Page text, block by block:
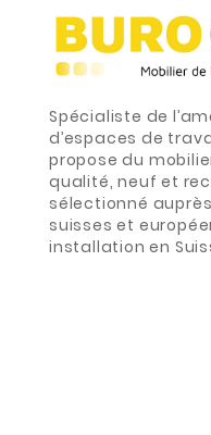
Spécialiste de
d’espaces de
propose du
qualité, neuf et
sélectionné
suisses et
installation en